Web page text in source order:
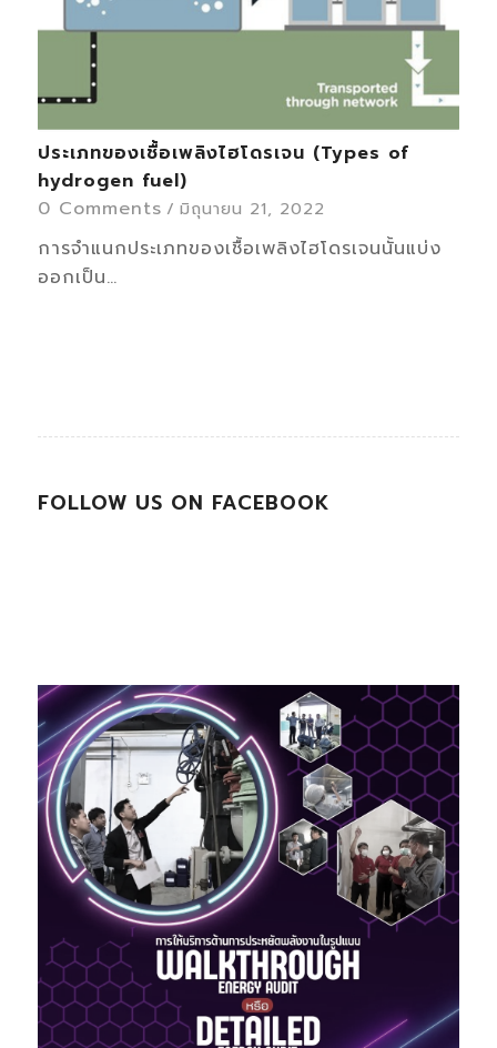
ประเภทของเชื้อเพลิงไฮโดรเจน (Types of
hydrogen fuel)
0 Comments / มิถุนายน 21, 2022
การจำแนกประเภทของเชื้อเพลิงไฮโดรเจนนั้นแบ่ง
ออกเป็น…
FOLLOW US ON FACEBOOK